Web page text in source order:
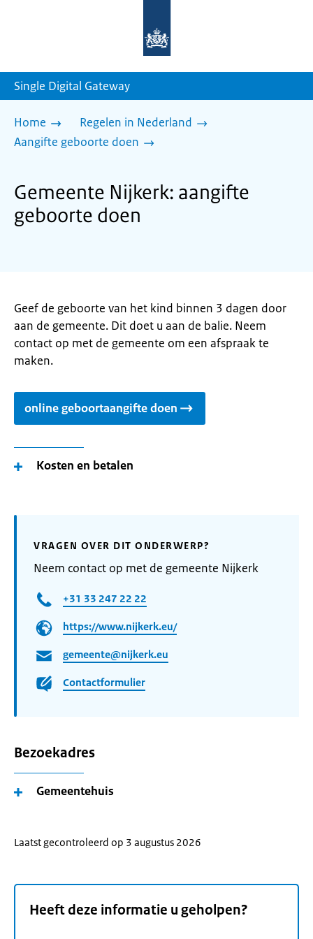
homepage
Single Digital Gateway
Home
Regelen in Nederland
Aangifte geboorte doen
Gemeente Nijkerk: aangifte
geboorte doen
Geef de geboorte van het kind binnen 3 dagen door
aan de gemeente. Dit doet u aan de balie. Neem
contact op met de gemeente om een afspraak te
maken.
online geboortaangifte doen
Kosten en betalen
VRAGEN OVER DIT ONDERWERP?
Neem contact op met de gemeente Nijkerk
+31 33 247 22 22
https://www.nijkerk.eu/
gemeente@nijkerk.eu
Contactformulier
Bezoekadres
Gemeentehuis
Laatst gecontroleerd op 3 augustus 2026
Heeft deze informatie u geholpen?